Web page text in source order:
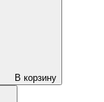
В корзину